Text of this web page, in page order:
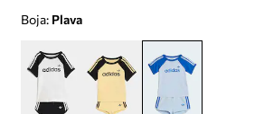
Boja: plava